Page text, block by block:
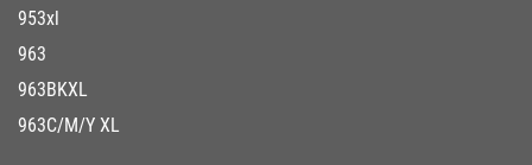
953xl
963
963BKXL
963C/M/Y XL